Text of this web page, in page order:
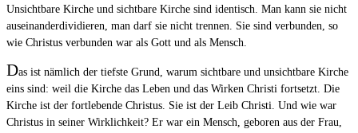
Unsichtbare Kirche und sichtbare Kirche sind identisch. Man kann sie nicht
auseinanderdividieren, man darf sie nicht trennen. Sie sind verbunden, so
wie Christus verbunden war als Gott und als Mensch.
Das ist nämlich der tiefste Grund, warum sichtbare und unsichtbare Kirche
eins sind: weil die Kirche das Leben und das Wirken Christi fortsetzt. Die
Kirche ist der fortlebende Christus. Sie ist der Leib Christi. Und wie war
Christus in seiner Wirklichkeit? Er war ein Mensch, geboren aus der Frau,